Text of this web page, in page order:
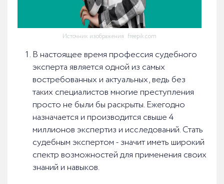
Источник изображения: freepik.com
В настоящее время профессия судебного
эксперта является одной из самых
востребованных и актуальных, ведь без
таких специалистов многие преступления
просто не были бы раскрыты. Ежегодно
назначается и производится свыше 4
миллионов экспертиз и исследований. Стать
судебным экспертом - значит иметь широкий
спектр возможностей для применения своих
знаний и навыков.